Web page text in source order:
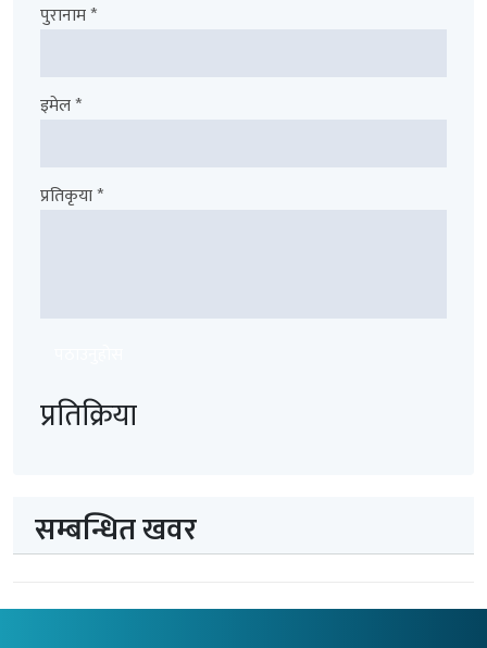
पुरानाम *
इमेल *
प्रतिकृया *
प्रतिक्रिया
सम्बन्धित खवर